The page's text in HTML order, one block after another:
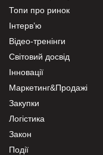
Топи про ринок
Інтерв’ю
Відео-тренінги
Світовий досвід
Інновації
Маркетинг&Продажі
Закупки
Логістика
Закон
Події